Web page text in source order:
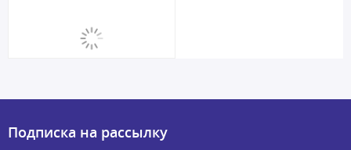
Подписка на рассылку